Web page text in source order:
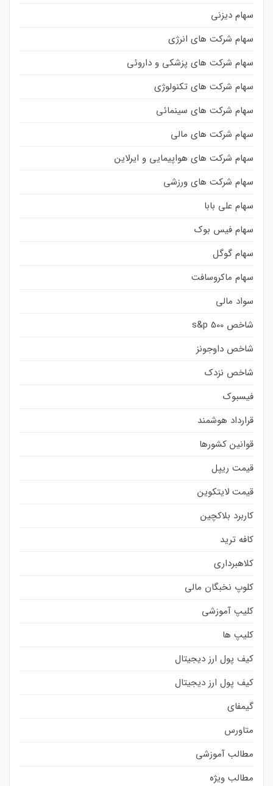
سهام دیزنی
سهام شرکت های انرژی
سهام شرکت های پزشکی و داروئی
سهام شرکت های تکنولوژی
سهام شرکت های سینمائی
سهام شرکت های مالی
سهام شرکت های هواپیمایی و ایرلاین
سهام شرکت های ورزشی
سهام علی بابا
سهام فیس بوک
سهام گوگل
سهام ماکروسافت
سواد مالی
شاخص s&p 500
شاخص داوجونز
شاخص نزدک
فیسبوک
قرارداد هوشمند
قوانین کشورها
قیمت ریپل
قیمت لایتکوین
کاربرد بلاکچین
کافه ترید
کلاهبرداری
کلوپ نخبگان مالی
کلیپ آموزشی
کلیپ ها
کیف پول ارز دیجیتال
کیف پول ارز دیجیتال
گیمفای
متاورس
مطالب آموزشی
مطالب ویژه